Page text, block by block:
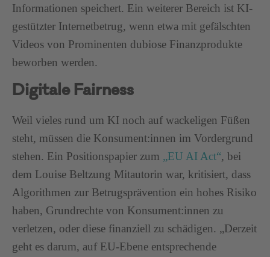
Informationen speichert. Ein weiterer Bereich ist KI-
gestützter Internetbetrug, wenn etwa mit gefälschten
Videos von Prominenten dubiose Finanzprodukte
beworben werden.
Digitale Fairness
Weil vieles rund um KI noch auf wackeligen Füßen
steht, müssen die Konsument:innen im Vordergrund
stehen. Ein Positionspapier zum „EU AI Act“, bei
dem Louise Beltzung Mitautorin war, kritisiert, dass
Algorithmen zur Betrugsprävention ein hohes Risiko
haben, Grundrechte von Konsument:innen zu
verletzen, oder diese finanziell zu schädigen. „Derzeit
geht es darum, auf EU-Ebene entsprechende